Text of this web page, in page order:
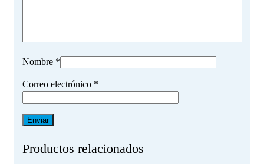
Nombre *
Correo electrónico *
Productos relacionados